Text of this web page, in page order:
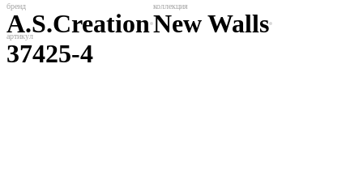
A.S.CreationNew Walls
37425-4